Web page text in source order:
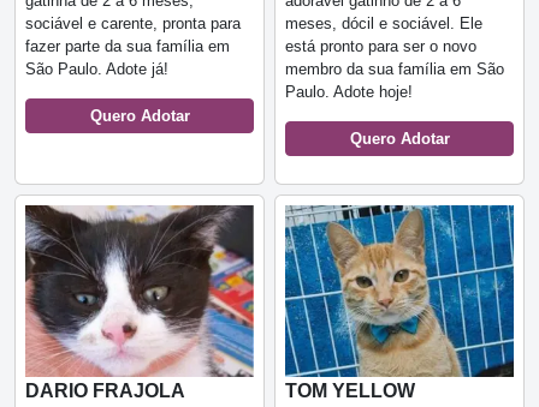
sociável e carente, pronta para
fazer parte da sua família em
São Paulo. Adote já!
Quero Adotar
meses, dócil e sociável. Ele
está pronto para ser o novo
membro da sua família em São
Paulo. Adote hoje!
Quero Adotar
DARIO FRAJOLA
TOM YELLOW